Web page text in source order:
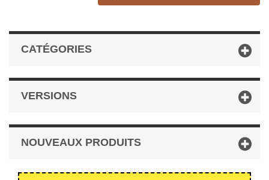
CATÉGORIES
VERSIONS
NOUVEAUX PRODUITS